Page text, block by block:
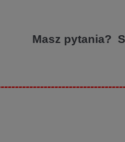
Masz pytania?